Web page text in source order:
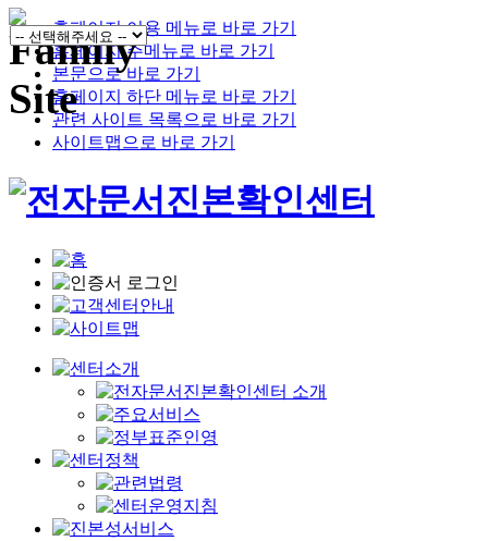
홈페이지 이용 메뉴로 바로 가기
홈페이지 주메뉴로 바로 가기
본문으로 바로 가기
홈페이지 하단 메뉴로 바로 가기
관련 사이트 목록으로 바로 가기
사이트맵으로 바로 가기